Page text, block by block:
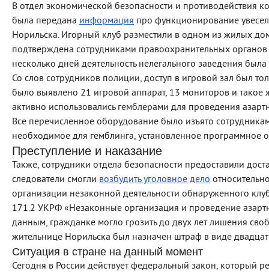
В отдел экономической безопасности и
была передана информация про функционирование
Норильска. Игорный клуб разместили в одном из жилых
подтверждена сотрудниками правоохранительных
несколько дней деятельность нелегального заведения
Со слов сотрудников полиции, доступ в игровой зал был
было выявлено 21 игровой аппарат, 13 мониторов и такое
активно использовались гемблерами для проведения
Все перечисленное оборудование было изъято
необходимое для гемблинга, установленное программное
Преступление и наказание
Также, сотрудники отдела безопасности предоставили
следователи смогли возбудить уголовное дело
организации незаконной деятельности обнаруженного
171.2 УКРФ «Незаконные организация и проведение
данным, гражданке могло грозить до двух лет лишения
жительнице Норильска был назначен штраф в виде
Ситуация в стране на данный момент
Сегодня в России действует федеральный закон, который